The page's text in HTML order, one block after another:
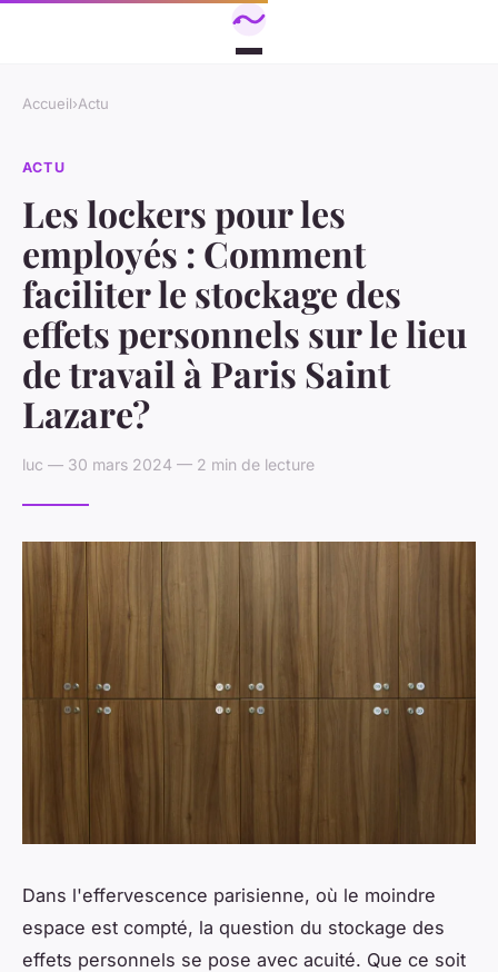
Accueil›Actu
ACTU
Les lockers pour les
employés : Comment
faciliter le stockage des
effets personnels sur le lieu
de travail à Paris Saint
Lazare?
luc — 30 mars 2024 — 2 min de lecture
Dans l'effervescence parisienne, où le moindre
espace est compté, la question du stockage des
effets personnels se pose avec acuité. Que ce soit